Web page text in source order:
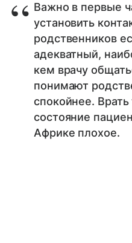
Важно в первые
установить
родственников
адекватный,
кем врачу
понимают
спокойнее.
состояние
Африке плохое.